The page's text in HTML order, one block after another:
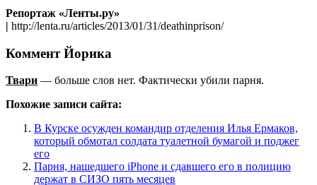
Репортаж «Ленты.ру»
| http://lenta.ru/articles/2013/01/31/deathinprison/
Коммент Йорика
Твари — больше слов нет. Фактически убили парня.
Похожие записи сайта:
В Курске осужден командир отделения Илья Ермаков,
который обмотал солдата туалетной бумагой и поджег
его
Парня, нашедшего iPhone и сдавшего его в полицию
держат в СИЗО пять месяцев